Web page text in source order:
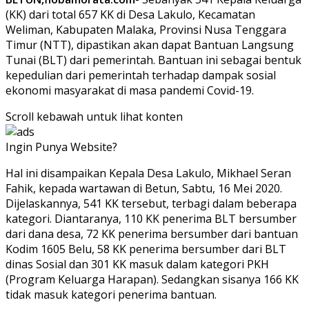
(KK) dari total 657 KK di Desa Lakulo, Kecamatan
Weliman, Kabupaten Malaka, Provinsi Nusa Tenggara
Timur (NTT), dipastikan akan dapat Bantuan Langsung
Tunai (BLT) dari pemerintah. Bantuan ini sebagai bentuk
kepedulian dari pemerintah terhadap dampak sosial
ekonomi masyarakat di masa pandemi Covid-19.
Scroll kebawah untuk lihat konten
Ingin Punya Website?
Hal ini disampaikan Kepala Desa Lakulo, Mikhael Seran
Fahik, kepada wartawan di Betun, Sabtu, 16 Mei 2020.
Dijelaskannya, 541 KK tersebut, terbagi dalam beberapa
kategori. Diantaranya, 110 KK penerima BLT bersumber
dari dana desa, 72 KK penerima bersumber dari bantuan
Kodim 1605 Belu, 58 KK penerima bersumber dari BLT
dinas Sosial dan 301 KK masuk dalam kategori PKH
(Program Keluarga Harapan). Sedangkan sisanya 166 KK
tidak masuk kategori penerima bantuan.